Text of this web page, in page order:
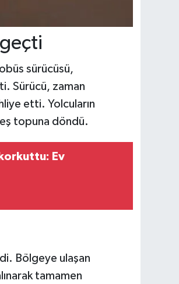
sürücüsü,
Sürücü, zaman
etti. Yolcuların
topuna döndü.
Ev
Bölgeye ulaşan
tamamen